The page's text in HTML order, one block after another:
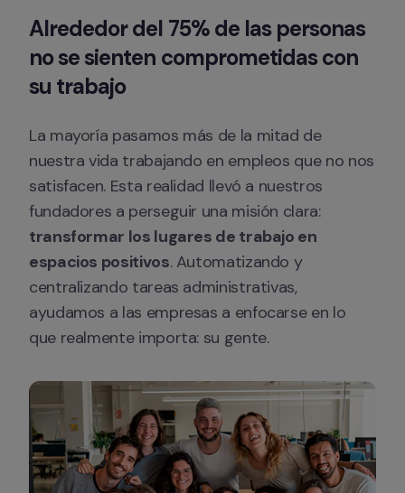
Alrededor del 75% de las personas
no se sienten comprometidas con
su trabajo
La mayoría pasamos más de la mitad de
nuestra vida trabajando en empleos que no nos
satisfacen. Esta realidad llevó a nuestros
fundadores a perseguir una misión clara:
transformar los lugares de trabajo en
espacios positivos. Automatizando y
centralizando tareas administrativas,
ayudamos a las empresas a enfocarse en lo
que realmente importa: su gente.